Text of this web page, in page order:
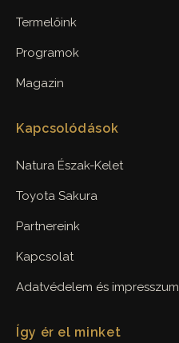
Termelőink
Programok
Magazin
Kapcsolódások
Natura Észak-Kelet
Toyota Sakura
Partnereink
Kapcsolat
Adatvédelem és impresszum
Így ér el minket